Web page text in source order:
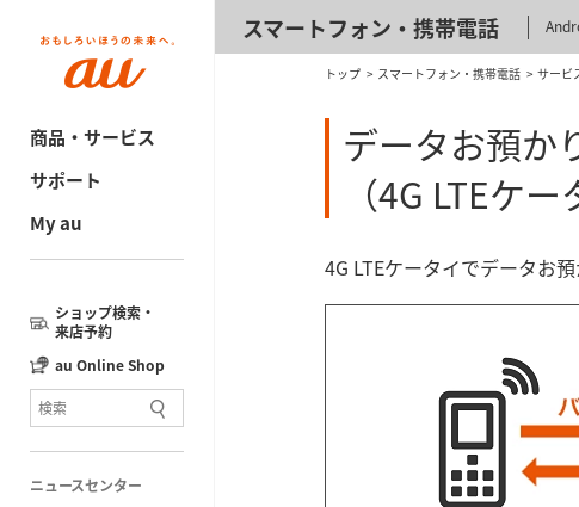
商品・サービス
サポート
My au
ショップ検索・
来店予約
au Online Shop
ニュースセンター
スマートフォン・携帯電話
トップ スマートフォン・携帯電話 サービ
データお預か
（4G LTEケー
4G LTEケータイでデータお